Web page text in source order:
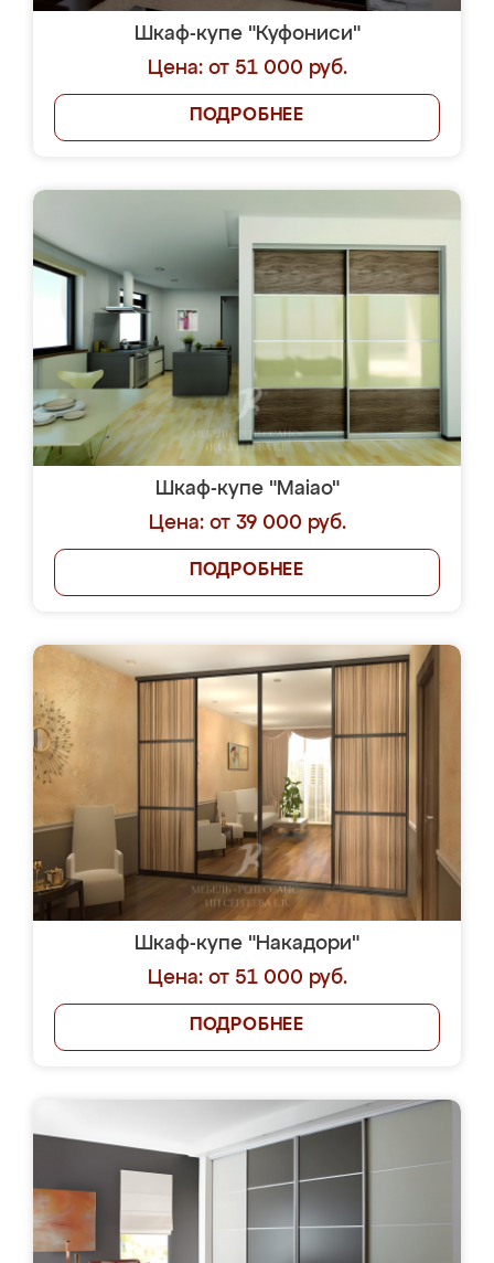
Шкаф-купе "Куфониси"
Цена: от 51 000 руб.
ПОДРОБНЕЕ
Шкаф-купе "Maiao"
Цена: от 39 000 руб.
ПОДРОБНЕЕ
Шкаф-купе "Накадори"
Цена: от 51 000 руб.
ПОДРОБНЕЕ